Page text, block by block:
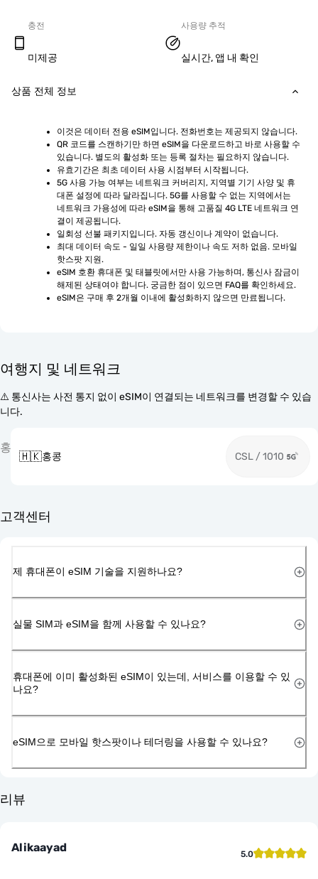
충전
미제공
사용량 추적
실시간, 앱 내 확인
상품 전체 정보
이것은 데이터 전용 eSIM입니다. 전화번호는 제공되지 않습니다.
QR 코드를 스캔하기만 하면 eSIM을 다운로드하고 바로 사용할 수
있습니다. 별도의 활성화 또는 등록 절차는 필요하지 않습니다.
유효기간은 최초 데이터 사용 시점부터 시작됩니다.
5G 사용 가능 여부는 네트워크 커버리지, 지역별 기기 사양 및 휴
대폰 설정에 따라 달라집니다. 5G를 사용할 수 없는 지역에서는
네트워크 가용성에 따라 eSIM을 통해 고품질 4G LTE 네트워크 연
결이 제공됩니다.
일회성 선불 패키지입니다. 자동 갱신이나 계약이 없습니다.
최대 데이터 속도 - 일일 사용량 제한이나 속도 저하 없음. 모바일
핫스팟 지원.
eSIM 호환 휴대폰 및 태블릿에서만 사용 가능하며, 통신사 잠금이
해제된 상태여야 합니다. 궁금한 점이 있으면 FAQ를 확인하세요.
eSIM은 구매 후 2개월 이내에 활성화하지 않으면 만료됩니다.
여행지 및 네트워크
⚠️ 통신사는 사전 통지 없이 eSIM이 연결되는 네트워크를 변경할 수 있습
니다.
홍
🇭🇰홍콩 CSL / 1010
고객센터
제 휴대폰이 eSIM 기술을 지원하나요?
실물 SIM과 eSIM을 함께 사용할 수 있나요?
휴대폰에 이미 활성화된 eSIM이 있는데, 서비스를 이용할 수 있
나요?
eSIM으로 모바일 핫스팟이나 테더링을 사용할 수 있나요?
리뷰
Alikaayad 5.0